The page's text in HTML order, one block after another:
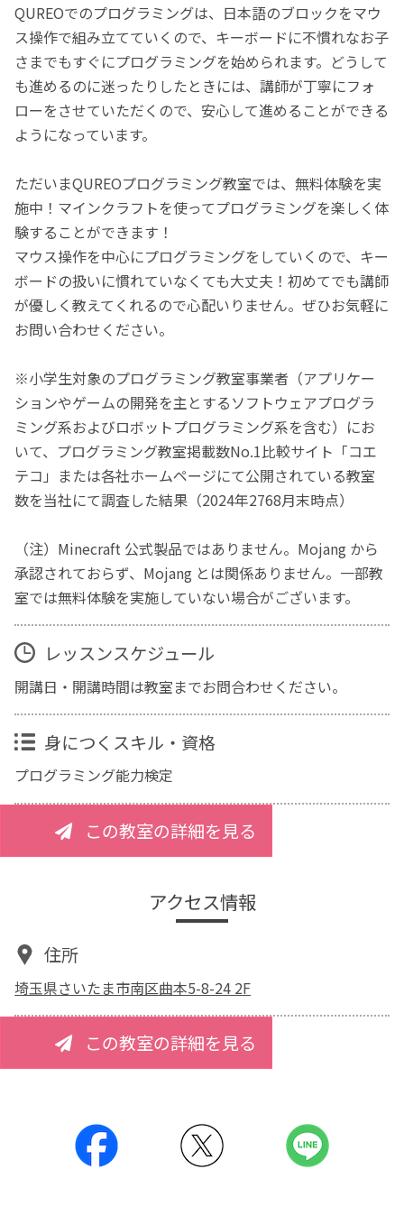
QUREOでのプログラミングは、日本語のブロックをマウ
ス操作で組み立てていくので、キーボードに不慣れなお子
さまでもすぐにプログラミングを始められます。どうして
も進めるのに迷ったりしたときには、講師が丁寧にフォ
ローをさせていただくので、安心して進めることができる
ようになっています。
ただいまQUREOプログラミング教室では、無料体験を実
施中！マインクラフトを使ってプログラミングを楽しく体
験することができます！
マウス操作を中心にプログラミングをしていくので、キー
ボードの扱いに慣れていなくても大丈夫！初めてでも講師
が優しく教えてくれるので心配いりません。ぜひお気軽に
お問い合わせください。
※小学生対象のプログラミング教室事業者（アプリケー
ションやゲームの開発を主とするソフトウェアプログラ
ミング系およびロボットプログラミング系を含む）にお
いて、プログラミング教室掲載数No.1比較サイト「コエ
テコ」または各社ホームページにて公開されている教室
数を当社にて調査した結果（2024年2768月末時点）
（注）Minecraft 公式製品ではありません。Mojang から
承認されておらず、Mojang とは関係ありません。一部教
室では無料体験を実施していない場合がございます。
レッスンスケジュール
開講日・開講時間は教室までお問合わせください。
身につくスキル・資格
プログラミング能力検定
この教室の詳細を見る
アクセス情報
住所
埼玉県さいたま市南区曲本5-8-24 2F
この教室の詳細を見る